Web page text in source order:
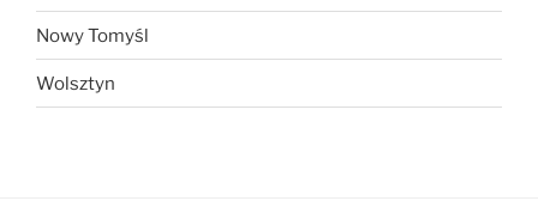
Nowy Tomyśl
Wolsztyn